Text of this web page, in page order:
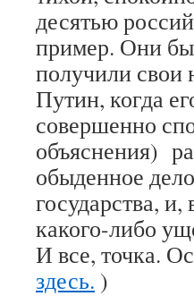
десятью
пример. Они
получили свои
Путин, когда
совершенно
объяснения)
обыденное
государства,
какого-либо
И все, точка.
здесь. )